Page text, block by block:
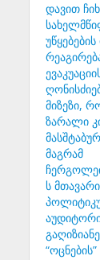
დავით
მიზეზი,
ზარალი
მაგრამ
ს